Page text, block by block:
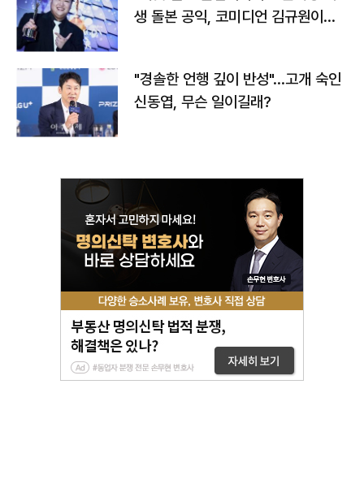
생 돌본 공익, 코미디언 김규원이었
"경솔한 언행 깊이 반성"…고개 숙인
신동엽, 무슨 일이길래?